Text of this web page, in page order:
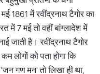
1861 में रवींद्रनाथ टैगोर का
में 7 मई तो वहीं बांग्लादेश में
जाती है। रवींद्रनाथ टैगोर
लोगों को पता होगा कि
'जन गण मन' तो लिखा ही था,